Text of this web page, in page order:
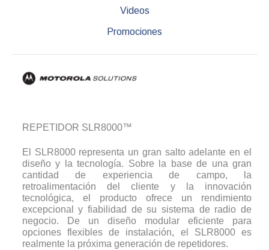
Videos
Promociones
REPETIDOR SLR8000™
El SLR8000 representa un gran salto adelante en el
diseño y la tecnología. Sobre la base de una gran
cantidad de experiencia de campo, la
retroalimentación del cliente y la innovación
tecnológica, el producto ofrece un rendimiento
excepcional y fiabilidad de su sistema de radio de
negocio. De un diseño modular eficiente para
opciones flexibles de instalación, el SLR8000 es
realmente la próxima generación de repetidores.